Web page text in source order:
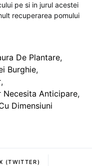
pe si in jurul acestei
recuperarea pomului
De Plantare,
Burghie,
,
Necesita Anticipare,
Dimensiuni
(TWITTER)